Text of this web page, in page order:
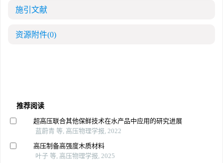
施引文献
资源附件(0)
推荐阅读
超高压联合其他保鲜技术在水产品中应用的研究进展
蓝蔚青 等, 高压物理学报, 2022
高压制备高强度木质材料
叶子 等, 高压物理学报, 2025